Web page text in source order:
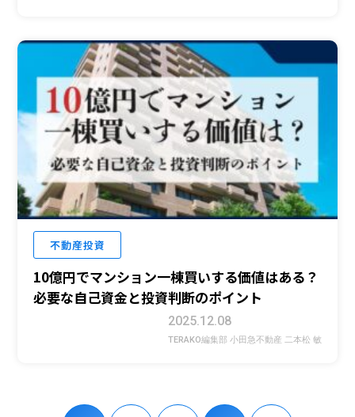
不動産投資
10億円でマンション一棟買いする価値はある？
必要な自己資金と投資判断のポイント
2025.12.08
TERAKO編集部 小田急不動産 二本松 敏